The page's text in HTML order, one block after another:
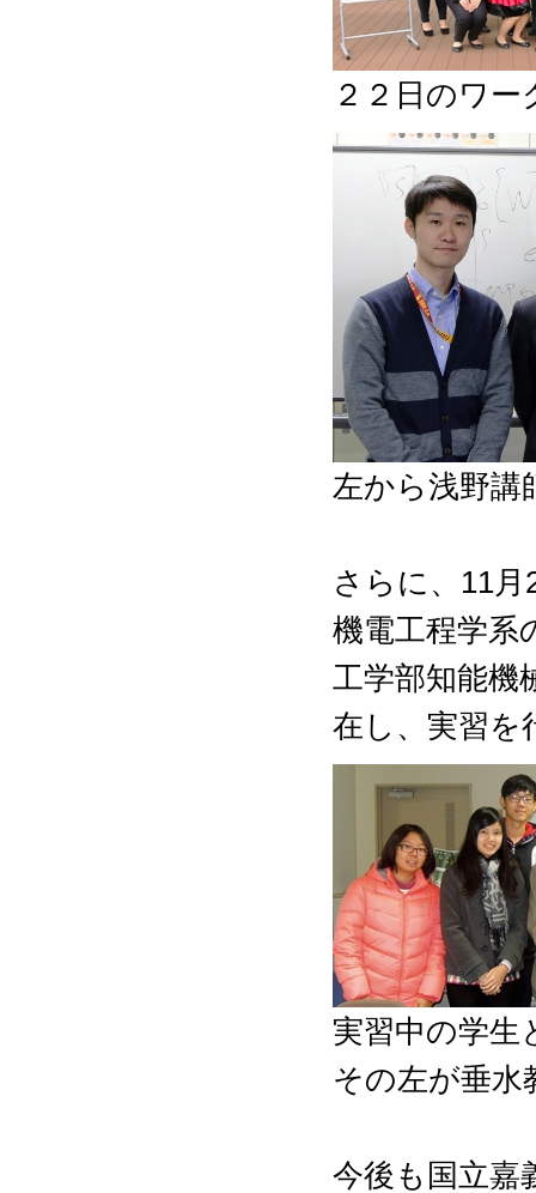
２２日のワ
左から浅野講
さらに、11
機電工程学系
工学部知能機
在し、実習を
実習中の学生
その左が垂水
今後も国立嘉